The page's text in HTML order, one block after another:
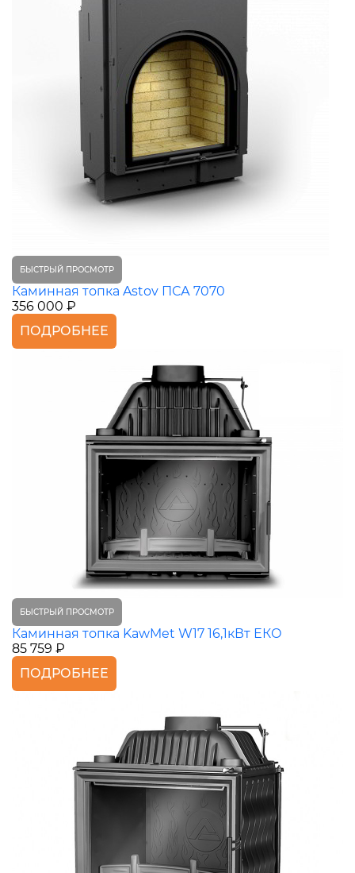
БЫСТРЫЙ ПРОСМОТР
Каминная топка Astov ПСА 7070
356 000 ₽
ПОДРОБНЕЕ
БЫСТРЫЙ ПРОСМОТР
Каминная топка KawMet W17 16,1кВт ЕКО
85 759 ₽
ПОДРОБНЕЕ